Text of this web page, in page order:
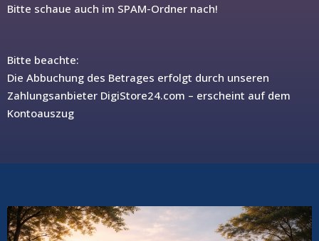
Bitte schaue auch im SPAM-Ordner nach!
Bitte beachte:
Die Abbuchung des Betrages erfolgt durch unseren
Zahlungsanbieter DigiStore24.com – erscheint auf dem
Kontoauszug